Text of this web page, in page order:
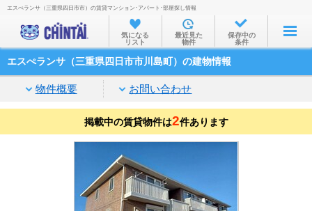
お部屋を探す
沿線・駅から
住所から
家賃相場から
通勤通学時間から
不動産会社から
TOP
エスぺランサ（三重県四日市市）の賃貸マンション･アパート･部屋探し情報
気になる
リスト
最近見た
物件
保存中の
条件
エスぺランサ（三重県四日市市川島町）の建物情報
物件概要 お問い合わせ
掲載中の賃貸物件は2件あります